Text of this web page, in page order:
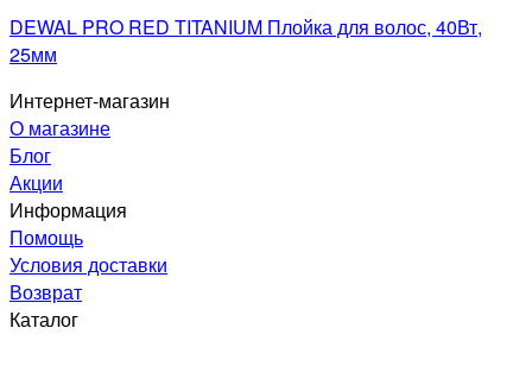
DEWAL PRO RED TITANIUM Плойка для волос, 40Вт,
25мм
Интернет-магазин
О магазине
Блог
Акции
Информация
Помощь
Условия доставки
Возврат
Каталог